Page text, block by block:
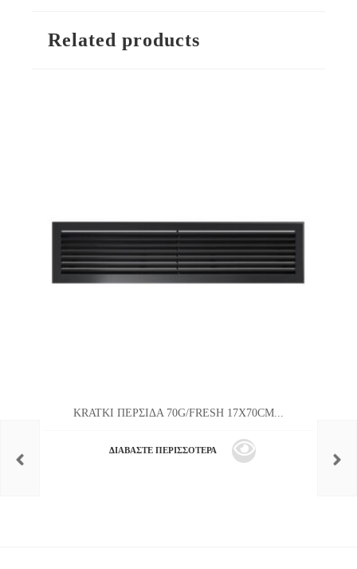
Related products
KRATKI ΠΕΡΣΙΔΑ 70G/FRESH 17X70CM...
ΔΙΑΒΆΣΤΕ ΠΕΡΙΣΣΌΤΕΡΑ